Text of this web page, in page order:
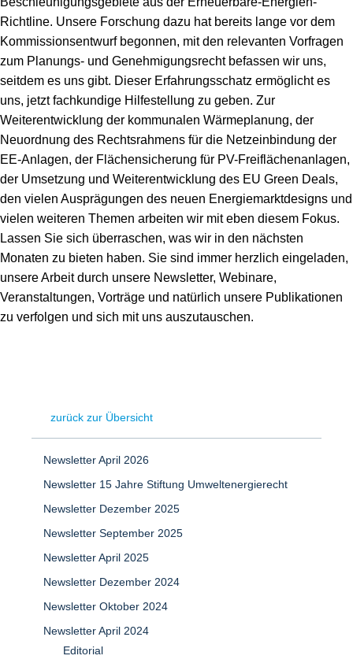
Richtline. Unsere Forschung dazu hat bereits lange vor dem
Kommissionsentwurf begonnen, mit den relevanten Vorfragen
zum Planungs- und Genehmigungsrecht befassen wir uns,
seitdem es uns gibt. Dieser Erfahrungsschatz ermöglicht es
uns, jetzt fachkundige Hilfestellung zu geben. Zur
Weiterentwicklung der kommunalen Wärmeplanung, der
Neuordnung des Rechtsrahmens für die Netzeinbindung der
EE-Anlagen, der Flächensicherung für PV-Freiflächenanlagen,
der Umsetzung und Weiterentwicklung des EU Green Deals,
den vielen Ausprägungen des neuen Energiemarktdesigns und
vielen weiteren Themen arbeiten wir mit eben diesem Fokus.
Lassen Sie sich überraschen, was wir in den nächsten
Monaten zu bieten haben. Sie sind immer herzlich eingeladen,
unsere Arbeit durch unsere Newsletter, Webinare,
Veranstaltungen, Vorträge und natürlich unsere Publikationen
zu verfolgen und sich mit uns auszutauschen.
zurück zur Übersicht
Newsletter April 2026
Newsletter 15 Jahre Stiftung Umweltenergierecht
Newsletter Dezember 2025
Newsletter September 2025
Newsletter April 2025
Newsletter Dezember 2024
Newsletter Oktober 2024
Newsletter April 2024
Editorial